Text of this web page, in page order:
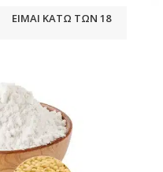
ΕΊΜΑΙ ΚΆΤΩ ΤΩΝ 18